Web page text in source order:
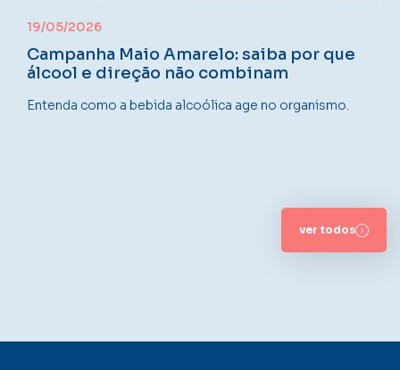
19/05/2026
Campanha Maio Amarelo: saiba por que
álcool e direção não combinam
Entenda como a bebida alcoólica age no organismo.
ver todos